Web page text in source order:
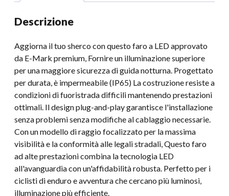
Descrizione
Aggiorna il tuo sherco con questo faro a LED approvato
da E-Mark premium, Fornire un illuminazione superiore
per una maggiore sicurezza di guida notturna. Progettato
per durata, è impermeabile (IP65) La costruzione resiste a
condizioni di fuoristrada difficili mantenendo prestazioni
ottimali. Il design plug-and-play garantisce l'installazione
senza problemi senza modifiche al cablaggio necessarie.
Con un modello di raggio focalizzato per la massima
visibilità e la conformità alle legali stradali, Questo faro
ad alte prestazioni combina la tecnologia LED
all'avanguardia con un'affidabilità robusta. Perfetto per i
ciclisti di enduro e avventura che cercano più luminosi,
illuminazione più efficiente.